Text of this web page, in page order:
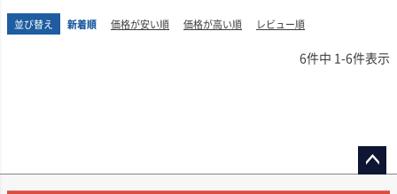
冷涼な沿岸部を含む高品質な自社畑のブドウを使用。これにより、ワインの
ます。持続可能な農法(CCSW認証)のもと管理された畑から、品種の個性を活
イオスは、1980年代にイタリアから移住した、アルシエロ兄弟によってパ
の暁の女神イオスに由来します。情熱的な性格ゆえに呪いを受けた彼女の物
語になぞらえ、EOSではすべてのブドウを夜明け前に手摘みで収穫。その情
ルコール度数13.5％。
それでも猛暑や霜害に見舞われることはなく、結果として、このヴィンテー
並び替え 新着順 価格が安い順 価格が高い順 レビュー順
6件中 1-6件表示